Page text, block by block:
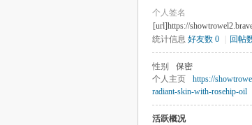
个人签名
[url]https://
统计信息 好友数 0 回帖
性别 保密
个人主页
https://
radiant-skin-with-rosehip-oil
活跃概况